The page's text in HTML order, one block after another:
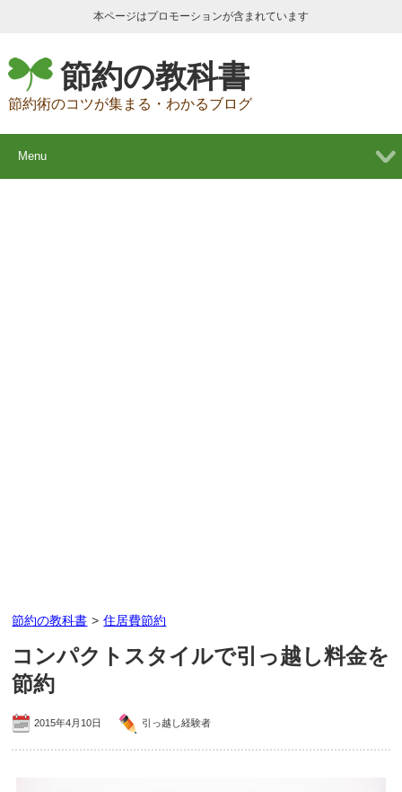
本ページはプロモーションが含まれています
節約の教科書
節約術のコツが集まる・わかるブログ
Menu
節約の教科書 > 住居費節約
コンパクトスタイルで引っ越し料金を
節約
2015年4月10日 引っ越し経験者